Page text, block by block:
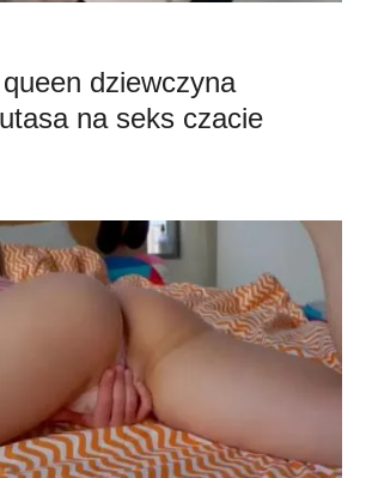
queen dziewczyna
na seks czacie